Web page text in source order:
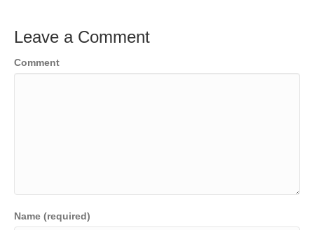
Leave a Comment
Comment
Name (required)